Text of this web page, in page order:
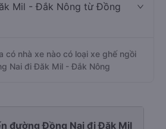
Mil - Đắk Nông từ Đồng
có nhà xe nào có loại xe ghế ngồi
Nai đi Đăk Mil - Đắk Nông
đường Đồng Nai đi Đăk Mil